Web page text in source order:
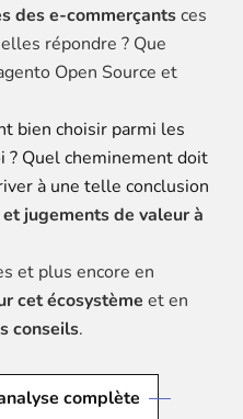
des e-commerçantsces
répondre ? Que
Open Source et
bien choisir parmi les
Quel cheminement doit
à une telle conclusion
jugements de valeur à
et plus encore en
cet écosystème et en
conseils.
complète